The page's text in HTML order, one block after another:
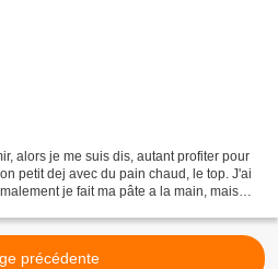
alors je me suis dis, autant profiter pour
petit dej avec du pain chaud, le top. J'ai
je fait ma pâte a la main, mais
précédente